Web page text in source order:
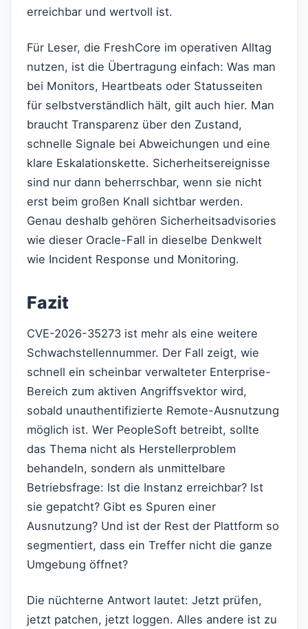
erreichbar und wertvoll ist.
Für Leser, die FreshCore im operativen Alltag
nutzen, ist die Übertragung einfach: Was man
bei Monitors, Heartbeats oder Statusseiten
für selbstverständlich hält, gilt auch hier. Man
braucht Transparenz über den Zustand,
schnelle Signale bei Abweichungen und eine
klare Eskalationskette. Sicherheitsereignisse
sind nur dann beherrschbar, wenn sie nicht
erst beim großen Knall sichtbar werden.
Genau deshalb gehören Sicherheitsadvisories
wie dieser Oracle-Fall in dieselbe Denkwelt
wie Incident Response und Monitoring.
Fazit
CVE-2026-35273 ist mehr als eine weitere
Schwachstellennummer. Der Fall zeigt, wie
schnell ein scheinbar verwalteter Enterprise-
Bereich zum aktiven Angriffsvektor wird,
sobald unauthentifizierte Remote-Ausnutzung
möglich ist. Wer PeopleSoft betreibt, sollte
das Thema nicht als Herstellerproblem
behandeln, sondern als unmittelbare
Betriebsfrage: Ist die Instanz erreichbar? Ist
sie gepatcht? Gibt es Spuren einer
Ausnutzung? Und ist der Rest der Plattform so
segmentiert, dass ein Treffer nicht die ganze
Umgebung öffnet?
Die nüchterne Antwort lautet: Jetzt prüfen,
jetzt patchen, jetzt loggen. Alles andere ist zu